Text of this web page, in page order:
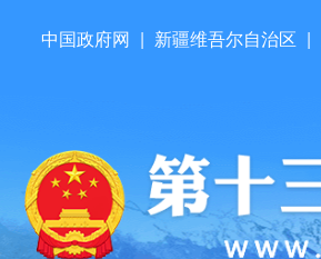
中国政府网 | 新疆维吾尔自治区 |